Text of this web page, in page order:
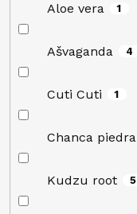
Aloe vera 1
Ašvaganda 4
Cuti Cuti 1
Chanca piedra
Kudzu root 5